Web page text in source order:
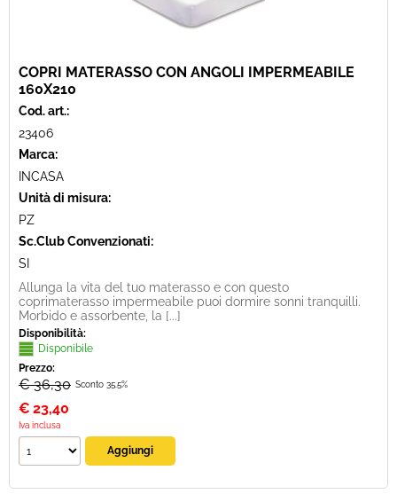
COPRI MATERASSO CON ANGOLI IMPERMEABILE
160X210
Cod. art.:
23406
Marca:
INCASA
Unità di misura:
PZ
Sc.Club Convenzionati:
SI
Allunga la vita del tuo materasso e con questo
coprimaterasso impermeabile puoi dormire sonni tranquilli.
Morbido e assorbente, la [...]
Disponibilità:
Disponibile
Prezzo:
€ 36,30 Sconto 35.5%
€ 23,40
Iva inclusa